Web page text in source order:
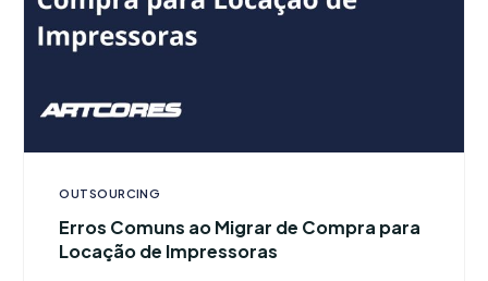
OUTSOURCING
Erros Comuns ao Migrar de Compra para
Locação de Impressoras